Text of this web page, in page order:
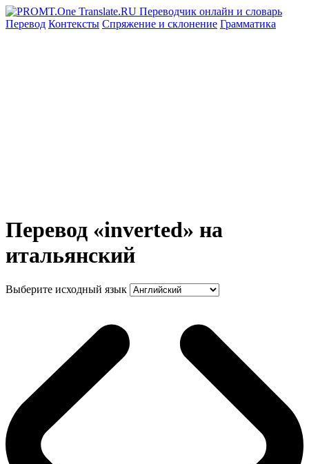
Перевод Контексты Спряжение и склонение Грамматика
Перевод «inverted» на
итальянский
Выберите исходный язык